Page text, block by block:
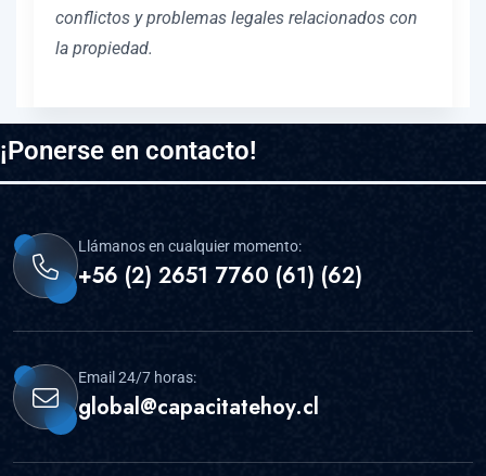
conflictos y problemas legales relacionados con
la propiedad.
¡Ponerse en contacto!
Llámanos en cualquier momento:
+56 (2) 2651 7760 (61) (62)
Email 24/7 horas:
global@capacitatehoy.cl